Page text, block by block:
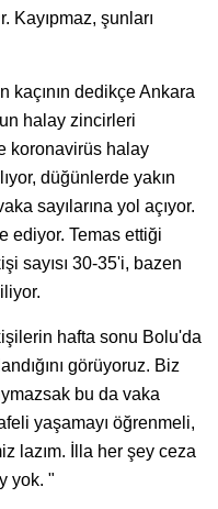
Kayıpmaz, şunları
kaçının dedikçe Ankara
halay zincirleri
koronavirüs halay
düğünlerde yakın
sayılarına yol açıyor.
ediyor. Temas ettiği
sayısı 30-35'i, bazen
hafta sonu Bolu'da
görüyoruz. Biz
bu da vaka
yaşamayı öğrenmeli,
lazım. İlla her şey ceza
yok. "